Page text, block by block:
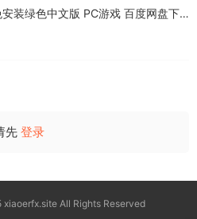
装绿色中文版 PC游戏 百度网盘下
先 登录
All Rights Reserved